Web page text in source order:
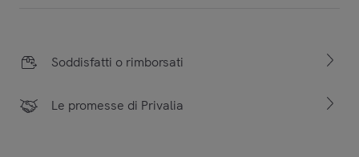
Soddisfatti o rimborsati
Le promesse di Privalia